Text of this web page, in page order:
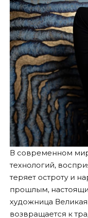
В современном
технологий,
теряет остроту и
прошлым,
художница
возвращается к